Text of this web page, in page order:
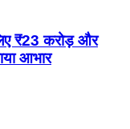
₹23 करोड़ और
आभार